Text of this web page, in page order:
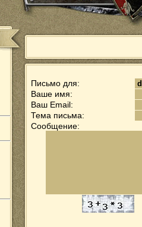
Письмо для:
Ваше имя:
Ваш Email:
Тема письма:
Сообщение: